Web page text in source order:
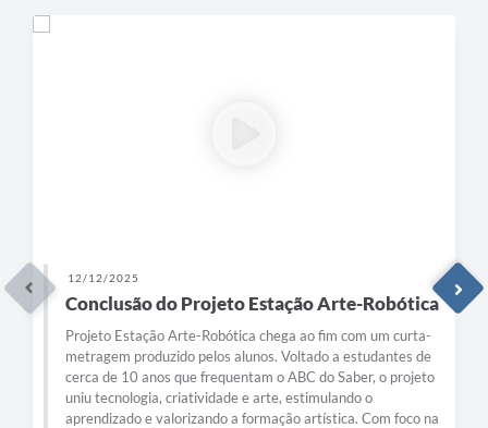
12/12/2025
Conclusão do Projeto Estação Arte-Robótica
Projeto Estação Arte-Robótica chega ao fim com um curta-
metragem produzido pelos alunos. Voltado a estudantes de
cerca de 10 anos que frequentam o ABC do Saber, o projeto
uniu tecnologia, criatividade e arte, estimulando o
aprendizado e valorizando a formação artística. Com foco na